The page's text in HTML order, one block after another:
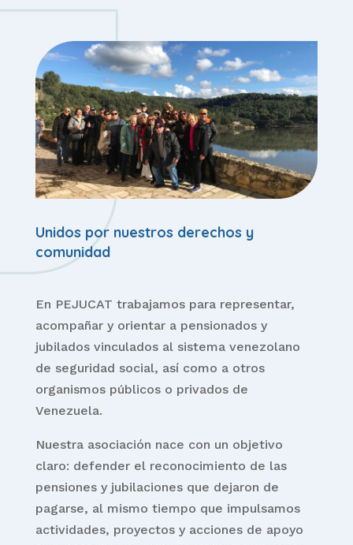
Unidos por nuestros derechos y
comunidad
En PEJUCAT trabajamos para representar,
acompañar y orientar a pensionados y
jubilados vinculados al sistema venezolano
de seguridad social, así como a otros
organismos públicos o privados de
Venezuela.
Nuestra asociación nace con un objetivo
claro: defender el reconocimiento de las
pensiones y jubilaciones que dejaron de
pagarse, al mismo tiempo que impulsamos
actividades, proyectos y acciones de apoyo